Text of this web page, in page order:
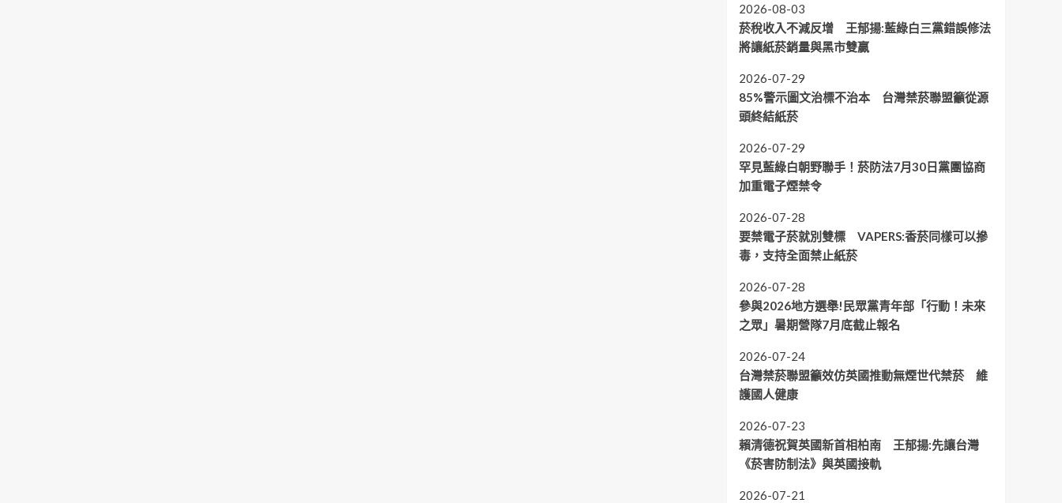
2026-08-03
菸稅收入不減反增 王郁揚:藍綠白三黨錯誤修法
將讓紙菸銷量與黑市雙贏
2026-07-29
85%警示圖文治標不治本 台灣禁菸聯盟籲從源
頭終結紙菸
2026-07-29
罕見藍綠白朝野聯手！菸防法7月30日黨團協商
加重電子煙禁令
2026-07-28
要禁電子菸就別雙標 VAPERS:香菸同樣可以摻
毒，支持全面禁止紙菸
2026-07-28
參與2026地方選舉!民眾黨青年部「行動！未來
之眾」暑期營隊7月底截止報名
2026-07-24
台灣禁菸聯盟籲效仿英國推動無煙世代禁菸 維
護國人健康
2026-07-23
賴清德祝賀英國新首相柏南 王郁揚:先讓台灣
《菸害防制法》與英國接軌
2026-07-21